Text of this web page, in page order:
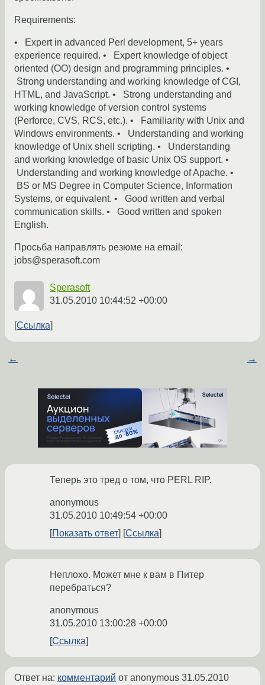
Requirements:
• Expert in advanced Perl development, 5+ years
experience required. • Expert knowledge of object
oriented (OO) design and programming principles. •
Strong understanding and working knowledge of CGI,
HTML, and JavaScript. • Strong understanding and
working knowledge of version control systems
(Perforce, CVS, RCS, etc.). • Familiarity with Unix and
Windows environments. • Understanding and working
knowledge of Unix shell scripting. • Understanding
and working knowledge of basic Unix OS support. •
Understanding and working knowledge of Apache. •
BS or MS Degree in Computer Science, Information
Systems, or equivalent. • Good written and verbal
communication skills. • Good written and spoken
English.
Просьба направлять резюме на email:
jobs@sperasoft.com
Sperasoft
31.05.2010 10:44:52 +00:00
Ссылка
← →
Теперь это тред о том, что PERL RIP.
anonymous
31.05.2010 10:49:54 +00:00
Показать ответ
Ссылка
Неплохо. Может мне к вам в Питер
перебраться?
anonymous
31.05.2010 13:00:28 +00:00
Ссылка
Ответ на: комментарий от anonymous 31.05.2010